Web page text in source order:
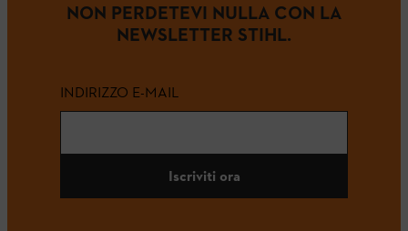
NON PERDETEVI NULLA CON LA
NEWSLETTER STIHL.
INDIRIZZO E-MAIL
Iscriviti ora